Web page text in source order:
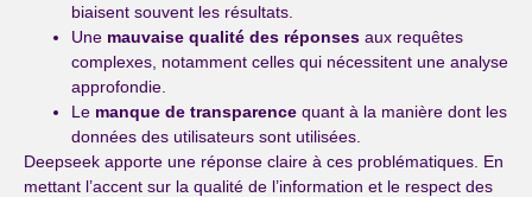
biaisent souvent les résultats.
Une mauvaise qualité des réponses aux requêtes
complexes, notamment celles qui nécessitent une analyse
approfondie.
Le manque de transparence quant à la manière dont les
données des utilisateurs sont utilisées.
Deepseek apporte une réponse claire à ces problématiques. En
mettant l’accent sur la qualité de l’information et le respect des